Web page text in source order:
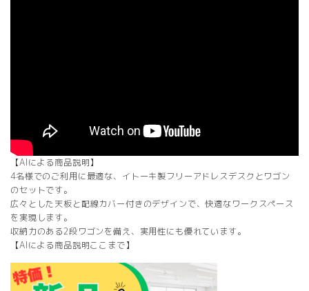
【AIによる商品説明】
4名様でのご利用に最適な、イトーキ製フリーアドレスデスクとワゴン
のセットです。
広々とした天板と配線カバー付きのデザインで、快適なワークスペース
を実現します。
収納力のある2段ワゴンを備え、実用性にも優れています。
【AIによる商品説明ここまで】